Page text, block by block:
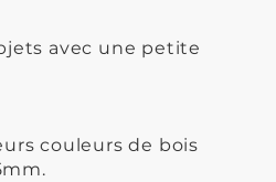
avec une petite
couleurs de bois